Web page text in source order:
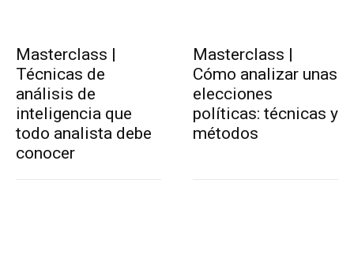
Masterclass |
Técnicas de
análisis de
inteligencia que
todo analista debe
conocer
Masterclass |
Cómo analizar unas
elecciones
políticas: técnicas y
métodos